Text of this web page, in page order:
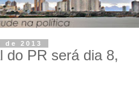
de 2013
do PR será dia 8,